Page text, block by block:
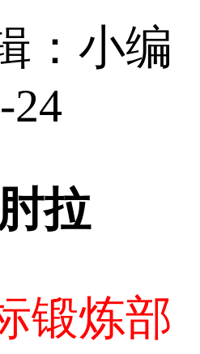
：小编
24
拉
锻炼部